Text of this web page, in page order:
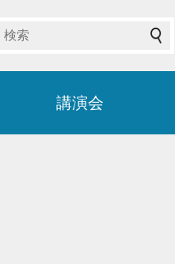
講演会